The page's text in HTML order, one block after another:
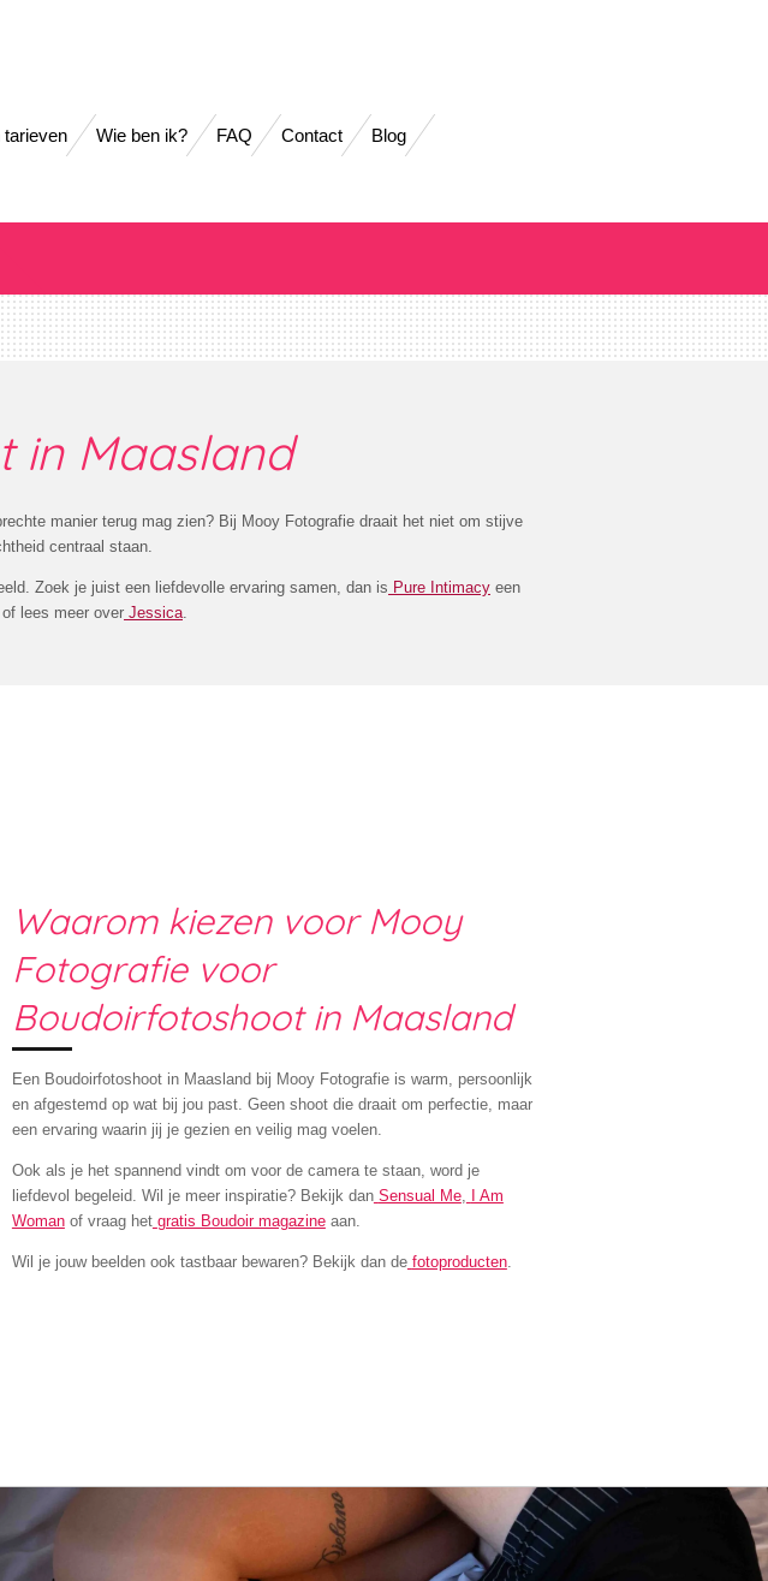
tarieven Wie ben ik? FAQ Contact Blog
in Maasland
manier terug mag zien? Bij Mooy Fotografie draait het niet om stijve
centraal staan.
Zoek je juist een liefdevolle ervaring samen, dan is Pure Intimacy een
of lees meer over Jessica.
Waarom kiezen voor Mooy
Fotografie voor
Boudoirfotoshoot in Maasland
Een Boudoirfotoshoot in Maasland bij Mooy Fotografie is warm, persoonlijk
en afgestemd op wat bij jou past. Geen shoot die draait om perfectie, maar
een ervaring waarin jij je gezien en veilig mag voelen.
Ook als je het spannend vindt om voor de camera te staan, word je
liefdevol begeleid. Wil je meer inspiratie? Bekijk dan Sensual Me,
I Am
Womanof vraag het gratis Boudoir magazineaan.
Wil je jouw beelden ook tastbaar bewaren? Bekijk dan de fotoproducten.